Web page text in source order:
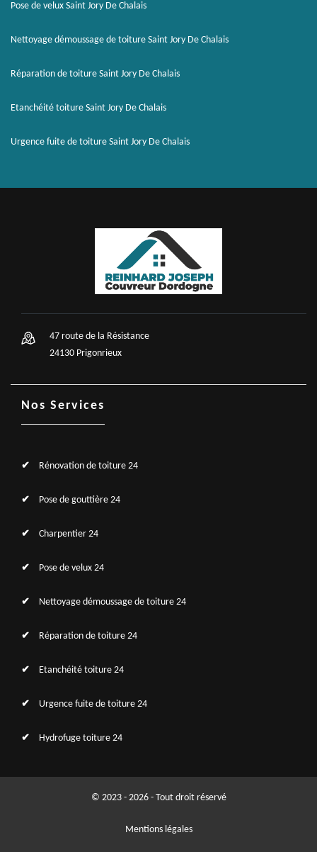
Pose de velux Saint Jory De Chalais
Nettoyage démoussage de toiture Saint Jory De Chalais
Réparation de toiture Saint Jory De Chalais
Etanchéité toiture Saint Jory De Chalais
Urgence fuite de toiture Saint Jory De Chalais
47 route de la Résistance
24130 Prigonrieux
Nos Services
Rénovation de toiture 24
Pose de gouttière 24
Charpentier 24
Pose de velux 24
Nettoyage démoussage de toiture 24
Réparation de toiture 24
Etanchéité toiture 24
Urgence fuite de toiture 24
Hydrofuge toiture 24
© 2023 - 2026 - Tout droit réservé
Mentions légales